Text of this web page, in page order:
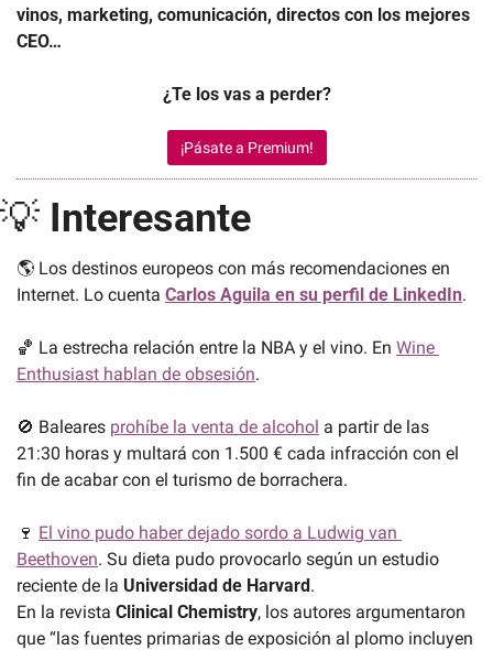
vinos, marketing, comunicación, directos con los mejores
CEO…
¿Te los vas a perder?
¡Pásate a Premium!
💡 Interesante
🌎 Los destinos europeos con más recomendaciones en
Internet. Lo cuenta Carlos Aguila en su perfil de LinkedIn.
🏀 La estrecha relación entre la NBA y el vino. En Wine
Enthusiast hablan de obsesión.
🚫 Baleares prohíbe la venta de alcohol a partir de las
21:30 horas y multará con 1.500 € cada infracción con el
fin de acabar con el turismo de borrachera.
🍷 El vino pudo haber dejado sordo a Ludwig van
Beethoven. Su dieta pudo provocarlo según un estudio
reciente de la Universidad de Harvard.
En la revista Clinical Chemistry, los autores argumentaron
que “las fuentes primarias de exposición al plomo incluyen